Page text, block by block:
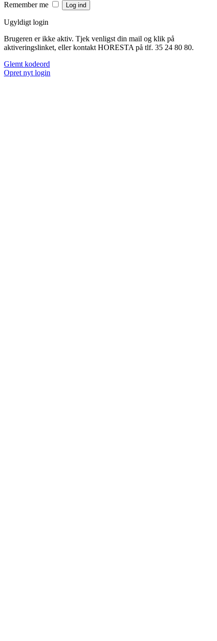
Remember me
Ugyldigt login
Brugeren er ikke aktiv. Tjek venligst din mail og klik på
aktiveringslinket, eller kontakt HORESTA på tlf. 35 24 80 80.
Glemt kodeord
Opret nyt login